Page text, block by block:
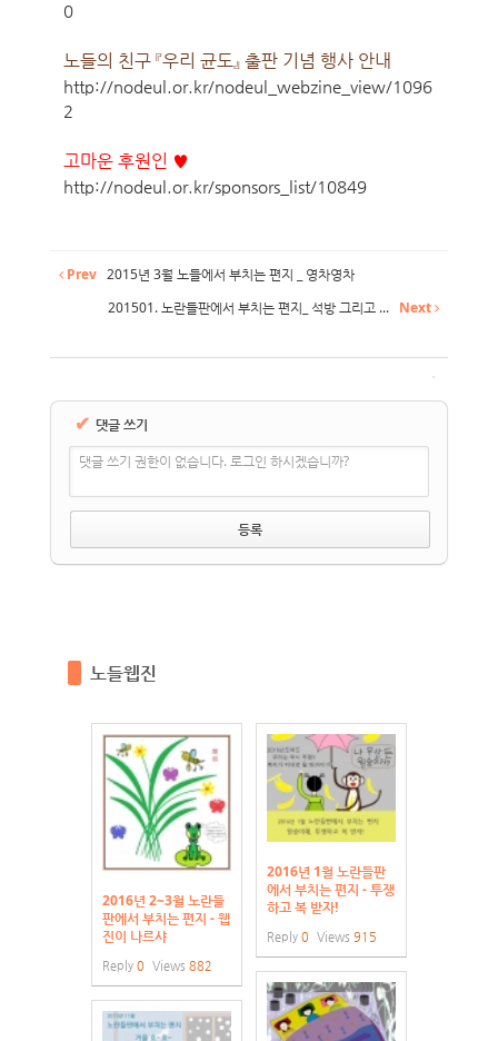
0
노들의 친구 『우리 균도』 출판 기념 행사 안내
http://nodeul.or.kr/nodeul_webzine_view/1096
2
고마운 후원인 ♥
http://nodeul.or.kr/sponsors_list/10849
Prev 2015년 3월 노들에서 부치는 편지 _ 영차영차
201501. 노란들판에서 부치는 편지_ 석방 그리고 ... Next
✔ 댓글 쓰기
댓글 쓰기 권한이 없습니다. 로그인 하시겠습니까?
노들웹진
2016년 2~3월 노란들
판에서 부치는 편지 - 웹
진이 나르샤
Reply 0 Views 882
2016년 1월 노란들판
에서 부치는 편지 - 투쟁
하고 복 받자!
Reply 0 Views 915